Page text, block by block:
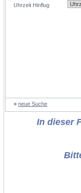
Uhrzeit Hinflug
» neue Suche
In dieser